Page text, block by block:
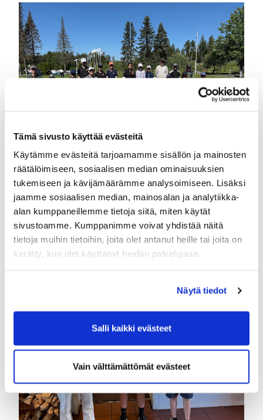
Tämä sivusto käyttää evästeitä
Käytämme evästeitä tarjoamamme sisällön ja mainosten
räätälöimiseen, sosiaalisen median ominaisuuksien
tukemiseen ja kävijämäärämme analysoimiseen. Lisäksi
jaamme sosiaalisen median, mainosalan ja analytiikka-
alan kumppaneillemme tietoja siitä, miten käytät
sivustoamme. Kumppanimme voivat yhdistää näitä
tietoja muihin tietoihin, joita olet antanut heille tai joita on
kerätty, kun olet käyttänyt heidän palvelujaan.
Näytä tiedot
Salli kaikki evästeet
Vain välttämättömät evästeet